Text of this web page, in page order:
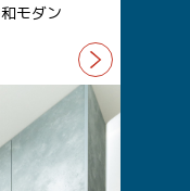
和モダン